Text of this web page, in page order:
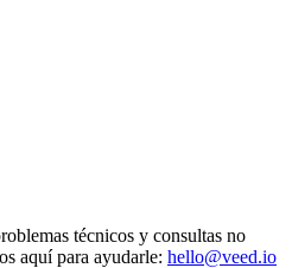
técnicos y consultas no
aquí para ayudarle: hello@veed.io